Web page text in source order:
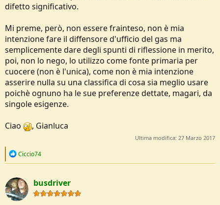
difetto significativo.
Mi preme, però, non essere frainteso, non è mia
intenzione fare il diffensore d'ufficio del gas ma
semplicemente dare degli spunti di riflessione in merito,
poi, non lo nego, lo utilizzo come fonte primaria per
cuocere (non è l'unica), come non è mia intenzione
asserire nulla su una classifica di cosa sia meglio usare
poichè ognuno ha le sue preferenze dettate, magari, da
singole esigenze.
Ciao
, Gianluca
Ultima modifica: 27 Marzo 2017
R
c
t
i
o
Ciccio74
busdriver